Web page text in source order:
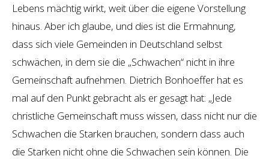
Lebens mächtig wirkt, weit über die eigene Vorstellung
hinaus. Aber ich glaube, und dies ist die Ermahnung,
dass sich viele Gemeinden in Deutschland selbst
schwächen, in dem sie die „Schwachen“ nicht in ihre
Gemeinschaft aufnehmen. Dietrich Bonhoeffer hat es
mal auf den Punkt gebracht als er gesagt hat: „Jede
christliche Gemeinschaft muss wissen, dass nicht nur die
Schwachen die Starken brauchen, sondern dass auch
die Starken nicht ohne die Schwachen sein können. Die